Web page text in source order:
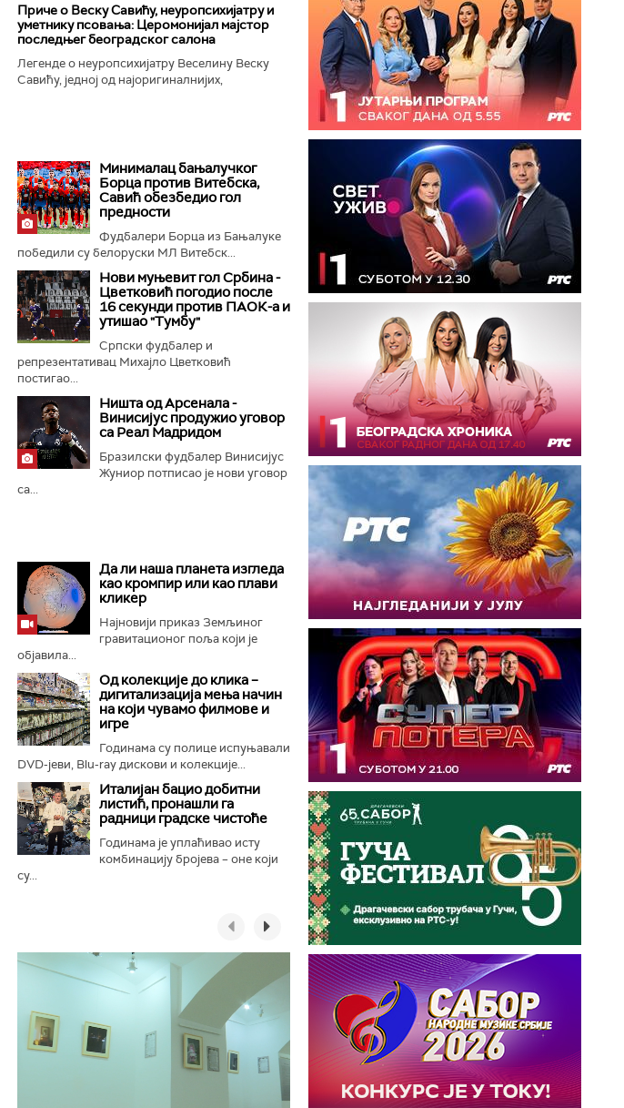
Приче о Веску Савићу, неуропсихијатру и
уметнику псовања: Церомонијал мајстор
последњег београдског салона
Легенде о неуропсихијатру Веселину Веску
Савићу, једној од најоригиналнијих,
Минималац бањалучког
Борца против Витебска,
Савић обезбедио гол
предности
Фудбалери Борца из Бањалуке
победили су белоруски МЛ Витебск...
Нови муњевит гол Србина -
Цветковић погодио после
16 секунди против ПАОК-а и
утишао "Тумбу"
Српски фудбалер и
репрезентативац Михајло Цветковић
постигао...
Ништа од Арсенала -
Винисијус продужио уговор
са Реал Мадридом
Бразилски фудбалер Винисијус
Жуниор потписао је нови уговор
са...
Да ли наша планета изгледа
као кромпир или као плави
кликер
Најновији приказ Земљиног
гравитационог поља који је
објавила...
Од колекције до клика –
дигитализација мења начин
на који чувамо филмове и
игре
Годинама су полице испуњавали
DVD-јеви, Blu-ray дискови и колекције...
Италијан бацио добитни
листић, пронашли га
радници градске чистоће
Годинама је уплаћивао исту
комбинацију бројева – оне који
су...